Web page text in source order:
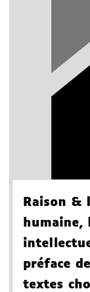
Raison &
humaine,
préface
textes